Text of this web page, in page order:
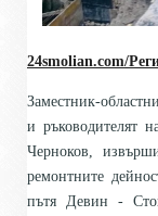
24smolian.com/
Заместник-
и ръководителят
Черноков,
ремонтните
пътя Девин -